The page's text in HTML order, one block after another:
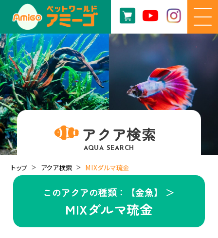
アクア検索
AQUA SEARCH
トップ アクア検索 MIXダルマ琉金
このアクアの種類：【金魚】 ＞
MIXダルマ琉金